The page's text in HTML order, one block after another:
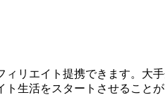
ィリエイト提携できます。大
ト生活をスタートさせること